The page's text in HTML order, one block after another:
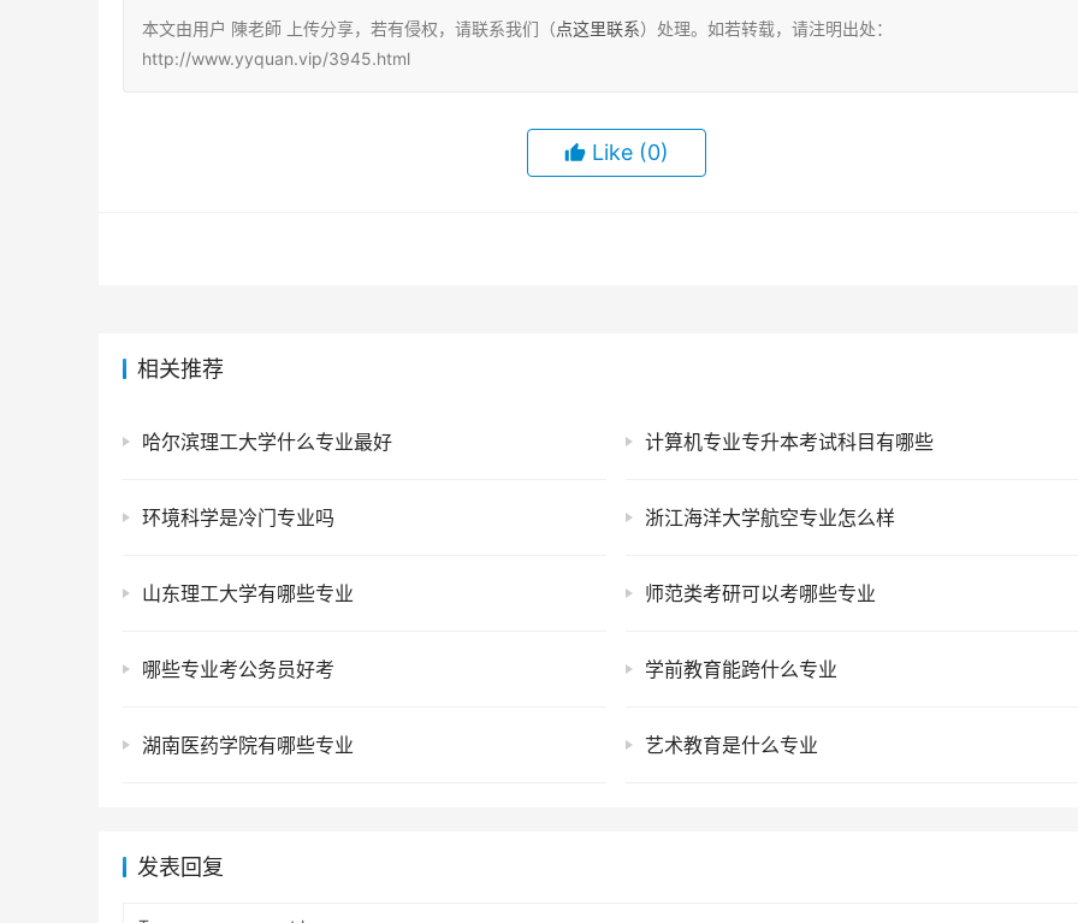
本文由用户 陳老師 上传分享，若有侵权，请联系我们（点这里联系）处理。如若转载，请注明出处：
http://www.yyquan.vip/3945.html
Like (0)
相关推荐
哈尔滨理工大学什么专业最好 计算机专业专升本考试科目有哪些
环境科学是冷门专业吗 浙江海洋大学航空专业怎么样
山东理工大学有哪些专业 师范类考研可以考哪些专业
哪些专业考公务员好考 学前教育能跨什么专业
湖南医药学院有哪些专业 艺术教育是什么专业
发表回复